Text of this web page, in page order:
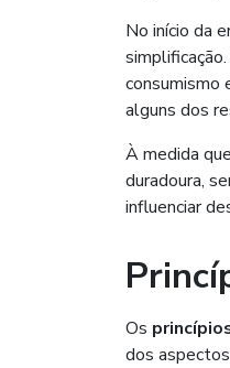
No início da
consumismo
alguns dos
À medida
duradoura,
influenciar
Os
dos